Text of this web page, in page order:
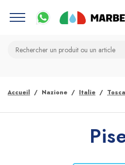
Accueil Nazione Italie